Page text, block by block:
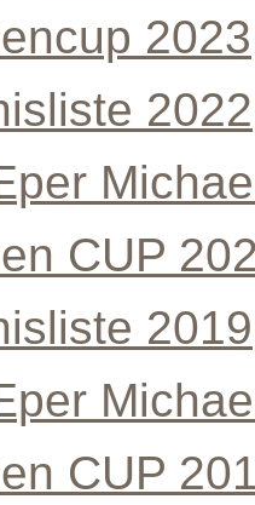
2023
2022
CUP
2019
CUP